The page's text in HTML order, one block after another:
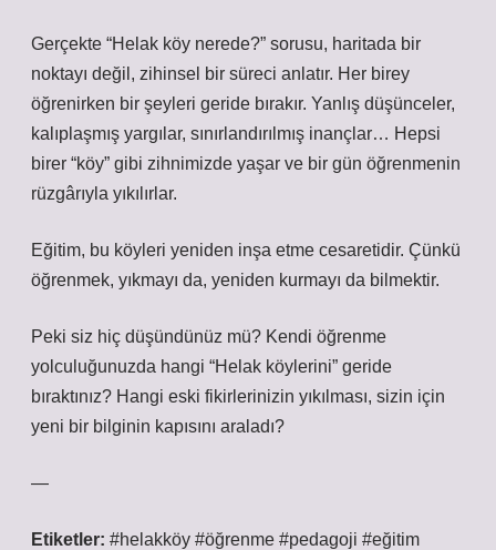
Gerçekte “Helak köy nerede?” sorusu, haritada bir
noktayı değil, zihinsel bir süreci anlatır. Her birey
öğrenirken bir şeyleri geride bırakır. Yanlış düşünceler,
kalıplaşmış yargılar, sınırlandırılmış inançlar… Hepsi
birer “köy” gibi zihnimizde yaşar ve bir gün öğrenmenin
rüzgârıyla yıkılırlar.
Eğitim, bu köyleri yeniden inşa etme cesaretidir. Çünkü
öğrenmek, yıkmayı da, yeniden kurmayı da bilmektir.
Peki siz hiç düşündünüz mü? Kendi öğrenme
yolculuğunuzda hangi “Helak köylerini” geride
bıraktınız? Hangi eski fikirlerinizin yıkılması, sizin için
yeni bir bilginin kapısını araladı?
—
Etiketler: #helakköy #öğrenme #pedagoji #eğitim